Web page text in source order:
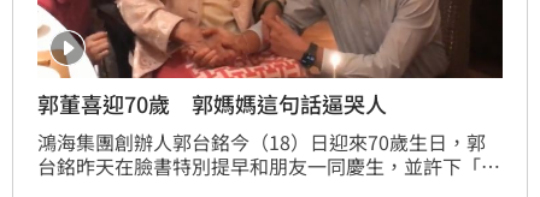
郭董喜迎70歲 郭媽媽這句話逼哭人
鴻海集團創辦人郭台銘今（18）日迎來70歲生日，郭
台銘昨天在臉書特別提早和朋友一同慶生，並許下「中